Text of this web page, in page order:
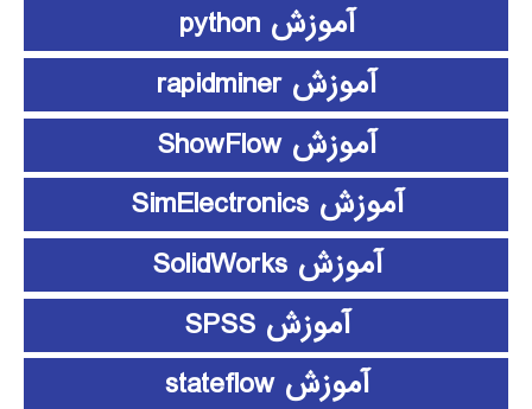
آموزش python
آموزش rapidminer
آموزش ShowFlow
آموزش SimElectronics
آموزش SolidWorks
آموزش SPSS
آموزش stateflow